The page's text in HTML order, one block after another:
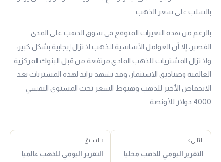
بالسلب على سعر الذهب.
بالرغم من هذه التغيرات المتوقع في سوق الذهب على المدى
القصير، إلا أن العوامل الأساسية للذهب لا تزال إيجابية بشكل كبير،
ولا تزال المشتريات للذهب المادي مرتفعة من قبل البنوك المركزية
العالمية وصناديق الاستثمار، وقد نشهد تزايد لهذه المشتريات بعد
الانخفاض الأخير للذهب وهبوط السعر تحت المستوى النفسي
4000 دولار للأونصة.
التالي ›
التقرير اليومي للذهب محليا
‹ السابق
التقرير اليومي للذهب عالميا